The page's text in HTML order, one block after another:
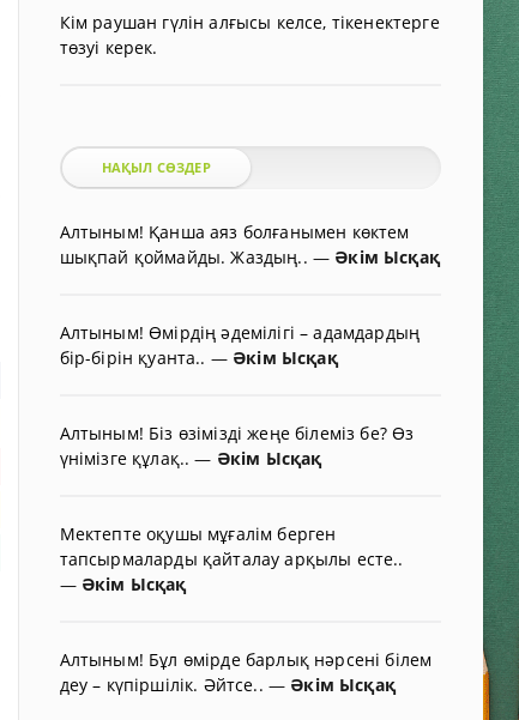
Кім раушан гүлін алғысы келсе, тікенектерге
төзуі керек.
НАҚЫЛ СӨЗДЕР
Алтыным! Қанша аяз болғанымен көктем
шықпай қоймайды. Жаздың.. — Әкім Ысқақ
Алтыным! Өмірдің әдемілігі – адамдардың
бір-бірін қуанта.. — Әкім Ысқақ
Алтыным! Біз өзімізді жеңе білеміз бе? Өз
үнімізге құлақ..— Әкім Ысқақ
Мектепте оқушы мұғалім берген
тапсырмаларды қайталау арқылы есте..
— Әкім Ысқақ
Алтыным! Бұл өмірде барлық нәрсені білем
деу – күпіршілік. Әйтсе.. — Әкім Ысқақ